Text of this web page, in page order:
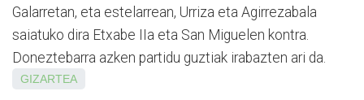
Galarretan, eta estelarrean, Urriza eta Agirrezabala
saiatuko dira Etxabe IIa eta San Mi­guelen kontra.
Doneztebarra azken partidu guztiak irabazten ari da.
GIZARTEA